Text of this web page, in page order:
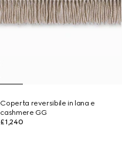
Coperta reversibile in lana e
cashmere GG
£1,240